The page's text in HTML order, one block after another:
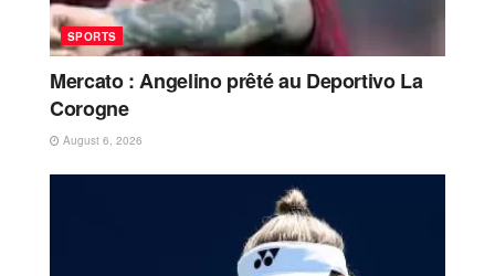
SPORTS
Mercato : Angelino prêté au Deportivo La
Corogne
August 6, 2026